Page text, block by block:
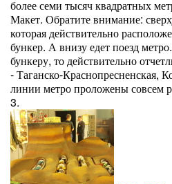
более семи тысяч квадратных
Макет. Обратите внимание:
которая действительно
бункер. А внизу едет поезд
бункеру, то действительно
- Таганско-Краснопресненская,
линии метро проложены совсем
3.